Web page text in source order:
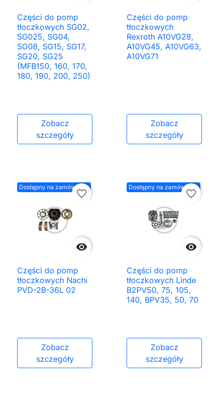
Części do pomp
tłoczkowych SG02,
SG025, SG04,
SG08, SG15, SG17,
SG20, SG25
(MFB150, 160, 170,
180, 190, 200, 250)
Zobacz
szczegóły
Części do pomp
tłoczkowych
Rexroth A10VG28,
A10VG45, A10VG63,
A10VG71
Zobacz
szczegóły
Dostępny na zamówienie

favorite_border
Części do pomp
tłoczkowych Nachi
PVD-2B-36L 02
Zobacz
szczegóły
Dostępny na zamówienie

favorite_border
Części do pomp
tłoczkowych Linde
B2PV50, 75, 105,
140, BPV35, 50, 70
Zobacz
szczegóły